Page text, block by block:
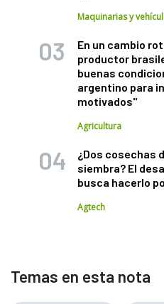
Maquinarias y
En un cambio
productor
buenas
argentino para
motivados"
Agricultura
¿Dos cosechas
siembra? El
busca hacerlo
Agtech
Temas en esta nota